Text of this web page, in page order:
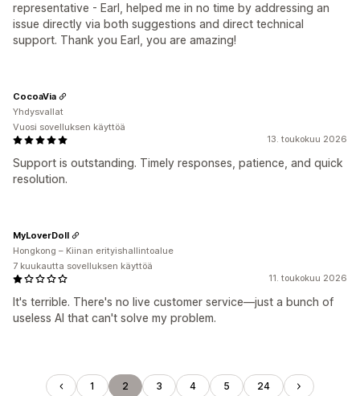
representative - Earl, helped me in no time by addressing an
issue directly via both suggestions and direct technical
support. Thank you Earl, you are amazing!
13. toukokuu 2026
Support is outstanding. Timely responses, patience, and quick
resolution.
CocoaVia
Yhdysvallat
Vuosi sovelluksen käyttöä
11. toukokuu 2026
It's terrible. There's no live customer service—just a bunch of
useless AI that can't solve my problem.
MyLoverDoll
Hongkong – Kiinan erityishallintoalue
7 kuukautta sovelluksen käyttöä
1 2 3 4 5 24